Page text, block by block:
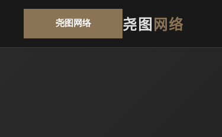
尧图网络